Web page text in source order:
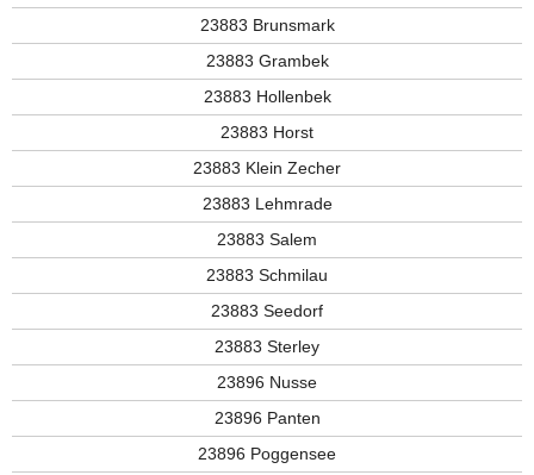
23883 Brunsmark
23883 Grambek
23883 Hollenbek
23883 Horst
23883 Klein Zecher
23883 Lehmrade
23883 Salem
23883 Schmilau
23883 Seedorf
23883 Sterley
23896 Nusse
23896 Panten
23896 Poggensee